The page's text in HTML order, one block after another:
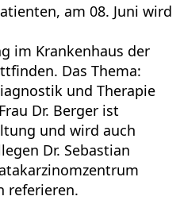
am 08. Juni wird
im Krankenhaus der
Das Thema:
und Therapie
Dr. Berger ist
und wird auch
Dr. Sebastian
referieren.